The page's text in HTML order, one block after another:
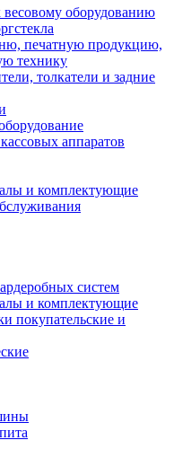
оборудованию
печатную продукцию,
технику
толкатели и задние
аппаратов
и комплектующие
систем
и комплектующие
покупательские и